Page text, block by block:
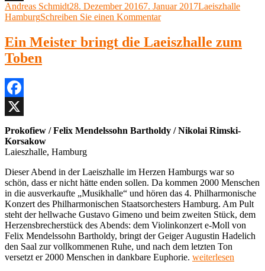
X
Autor
Andreas SchmidtVeröffentlicht
am
28. Dezember 20167. Januar 2017Kategorien
Laeiszhalle
HamburgSchreiben Sie einen Kommentarzu
Nagano
Interview,
Ein Meister bringt die Laeiszhalle zum
Toben
Facebook
X
Prokofiew / Felix Mendelssohn Bartholdy / Nikolai Rimski-
Korsakow
Laieszhalle, Hamburg
Dieser Abend in der Laeiszhalle im Herzen Hamburgs war so
schön, dass er nicht hätte enden sollen. Da kommen 2000 Menschen
in die ausverkaufte „Musikhalle“ und hören das 4. Philharmonische
Konzert des Philharmonischen Staatsorchesters Hamburg. Am Pult
steht der hellwache Gustavo Gimeno und beim zweiten Stück, dem
Herzensbrecherstück des Abends: dem Violinkonzert e-Moll von
Felix Mendelssohn Bartholdy, bringt der Geiger Augustin Hadelich
den Saal zur vollkommenen Ruhe, und nach dem letzten Ton
versetzt er 2000 Menschen in dankbare Euphorie. „4.
weiterlesen